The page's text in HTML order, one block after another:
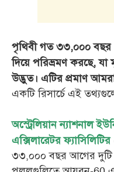
পৃথিবী গত ৩৩,০০০ বছর
দিয়ে পরিভ্রমণ করছে,
উদ্ভুত। এটির প্রমাণ
একটি রিসার্চে এই
অস্ট্রেলিয়ান ন্যাশনাল
এক্সিলারেটর ফ্যাসিলিটির
৩৩,০০০ বছর আগের দুটি